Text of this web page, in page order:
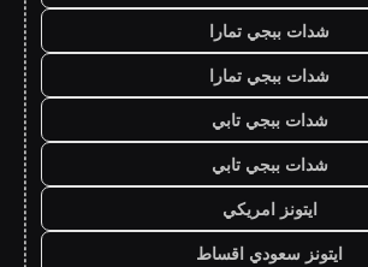
شدات ببجي تمارا
شدات ببجي تمارا
شدات ببجي تابي
شدات ببجي تابي
ايتونز امريكي
ايتونز سعودي اقساط